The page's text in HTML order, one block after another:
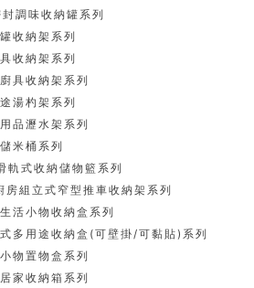
調味收納罐系列
收納架系列
收納架系列
具收納架系列
湯杓架系列
品瀝水架系列
米桶系列
軌式收納儲物籃系列
組立式窄型推車收納架系列
活小物收納盒系列
多用途收納盒(可壁掛/可黏貼)系列
物置物盒系列
家收納箱系列